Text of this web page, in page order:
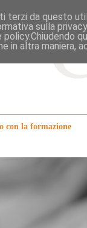
con la formazione
terzi da questo
sulla
in altra maniera,